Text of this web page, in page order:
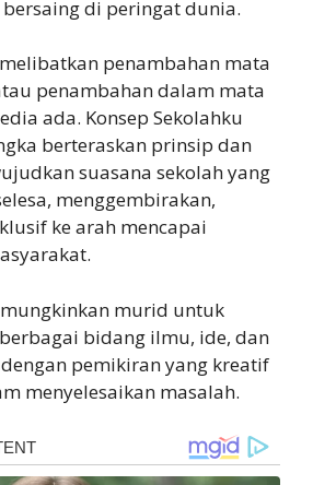
di peringat dunia.
penambahan mata
penambahan dalam mata
ada. Konsep Sekolahku
berteraskan prinsip dan
suasana sekolah yang
menggembirakan,
ke arah mencapai
murid untuk
bidang ilmu, ide, dan
pemikiran yang kreatif
menyelesaikan masalah.